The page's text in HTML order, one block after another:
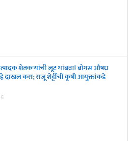
शेतकऱ्यांची लूट थांबवा! बोगस औषध
दाखल करा; राजू शेट्टींची कृषी आयुक्तांकडे